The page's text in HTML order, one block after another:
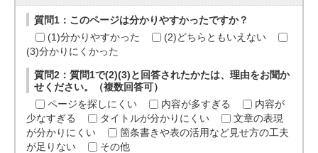
質問1：このページは分かりやすかったですか？
(1)分かりやすかった
(2)どちらともいえない
(3)分かりにくかった
質問2：質問1で(2)(3)と回答されたかたは、理由をお聞か
せください。（複数回答可）
ページを探しにくい
内容が多すぎる
内容が
少なすぎる
タイトルが分かりにくい
文章の表現
が分かりにくい
箇条書きや表の活用など見せ方の工夫
が足りない
その他